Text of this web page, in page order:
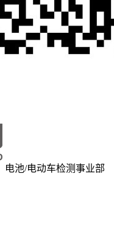
电池/电动车检测事业部